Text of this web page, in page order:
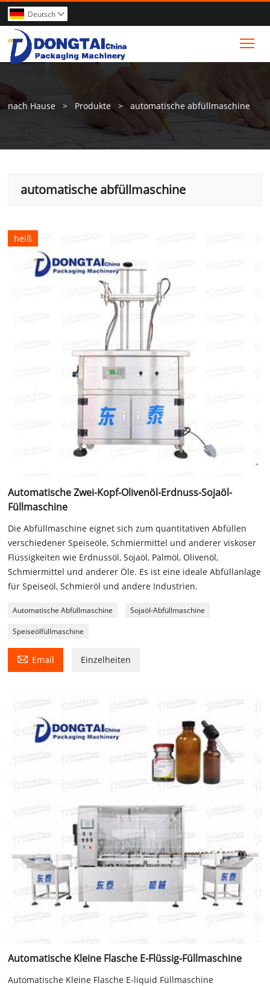
Deutsch 
nach Hause > Produkte > automatische abfüllmaschine
automatische abfüllmaschine
heiß
Automatische Zwei-Kopf-Olivenöl-Erdnuss-Sojaöl-
Füllmaschine
Die Abfüllmaschine eignet sich zum quantitativen Abfüllen
verschiedener Speiseöle, Schmiermittel und anderer viskoser
Flüssigkeiten wie Erdnussöl, Sojaöl, Palmöl, Olivenöl,
Schmiermittel und anderer Öle. Es ist eine ideale Abfüllanlage
für Speiseöl, Schmieröl und andere Industrien.
Automatische Abfüllmaschine Sojaöl-Abfüllmaschine
Speiseölfüllmaschine
 Email Einzelheiten
Automatische Kleine Flasche E-Flüssig-Füllmaschine
Automatische Kleine Flasche E-liquid Füllmaschine